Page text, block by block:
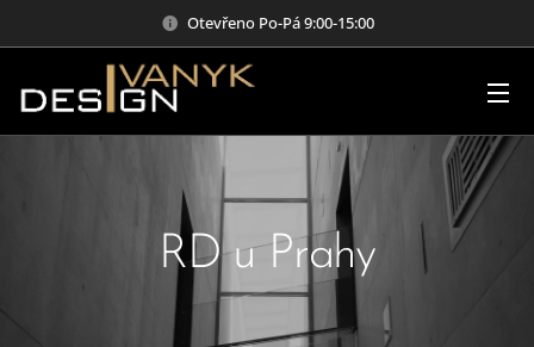
Otevřeno Po-Pá 9:00-15:00
RD u Prahy